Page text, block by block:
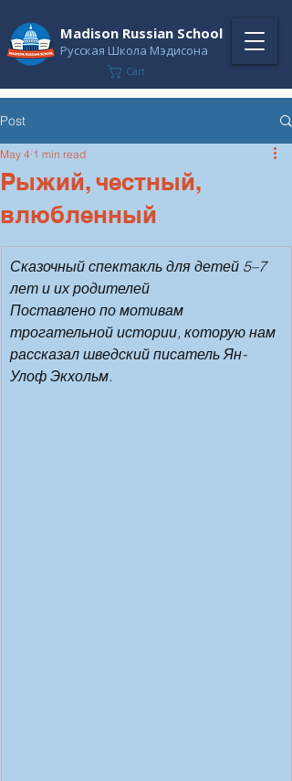
Madison Russian School
Русская Школа Мэдисона
Cart
Post
Рыжий, честный,
влюбленный
May 4 1 min read
Сказочный спектакль для детей 5–7
лет и их родителей
Поставлено по мотивам
трогательной истории, которую нам
рассказал шведский писатель Ян-
Улоф Экхольм.